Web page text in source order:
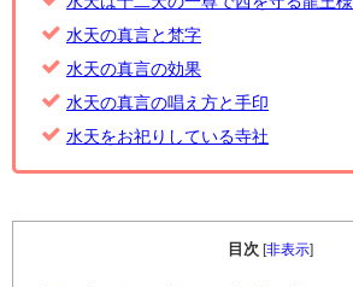
水天の真言と梵字
水天の真言の効果
水天の真言の唱え方と手印
水天をお祀りしている寺社
目次 [非表示]